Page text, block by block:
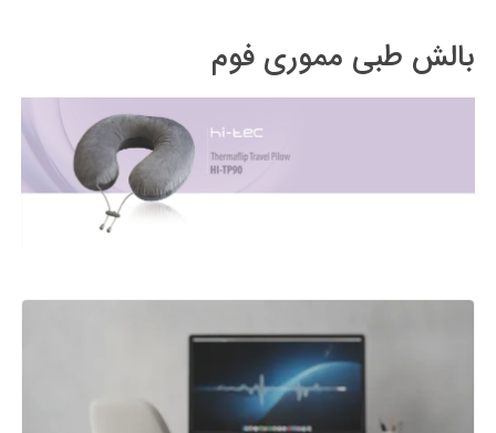
بالش طبی مموری فوم